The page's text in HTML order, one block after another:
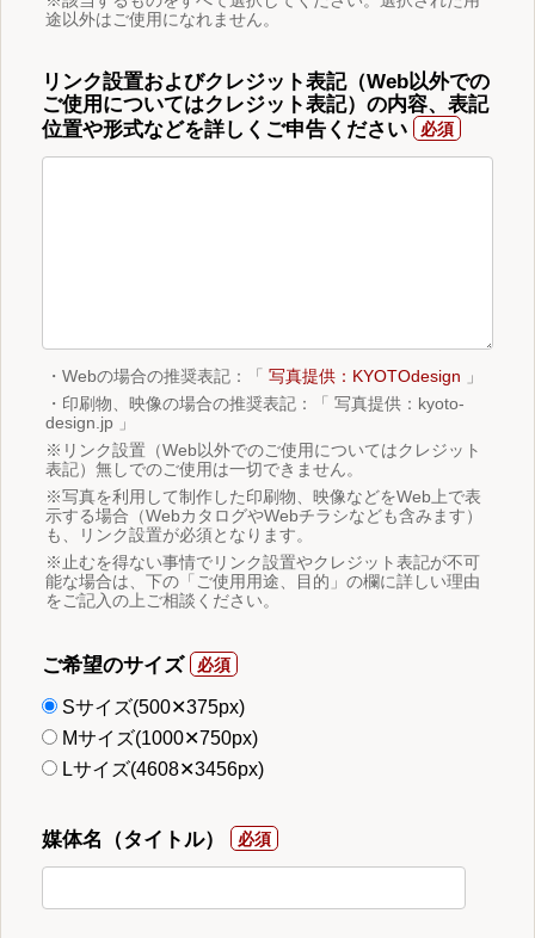
途以外はご使用になれません。
リンク設置およびクレジット表記（Web以外での
ご使用についてはクレジット表記）の内容、表記
位置や形式などを詳しくご申告ください
・Webの場合の推奨表記：「 写真提供：KYOTOdesign 」
・印刷物、映像の場合の推奨表記：「 写真提供：kyoto-
design.jp 」
※リンク設置（Web以外でのご使用についてはクレジット
表記）無しでのご使用は一切できません。
※写真を利用して制作した印刷物、映像などをWeb上で表
示する場合（WebカタログやWebチラシなども含みます）
も、リンク設置が必須となります。
※止むを得ない事情でリンク設置やクレジット表記が不可
能な場合は、下の「ご使用用途、目的」の欄に詳しい理由
をご記入の上ご相談ください。
ご希望のサイズ
Sサイズ(500✕375px)
Mサイズ(1000✕750px)
Lサイズ(4608✕3456px)
媒体名（タイトル）